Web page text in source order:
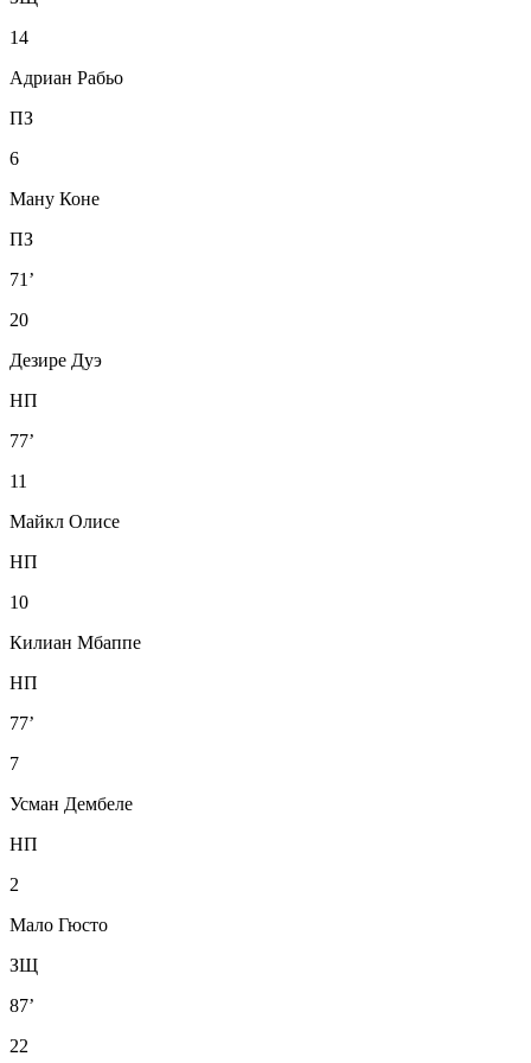
14
Адриан Рабьо
ПЗ
6
Ману Коне
ПЗ
71’
20
Дезире Дуэ
НП
77’
11
Майкл Олисе
НП
10
Килиан Мбаппе
НП
77’
7
Усман Дембеле
НП
2
Мало Гюсто
ЗЩ
87’
22